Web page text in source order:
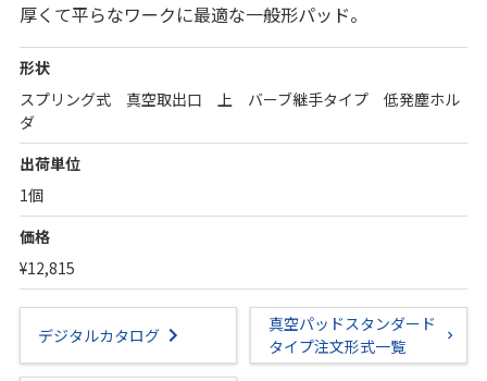
厚くて平らなワークに最適な一般形パッド。
形状
スプリング式 真空取出口 上 バーブ継手タイプ 低発塵ホル
ダ
出荷単位
1個
価格
¥12,815
デジタルカタログ
真空パッドスタンダード
タイプ注文形式一覧